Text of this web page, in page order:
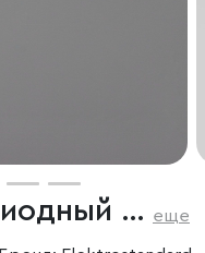
Подвесной светодиодный светильник еще